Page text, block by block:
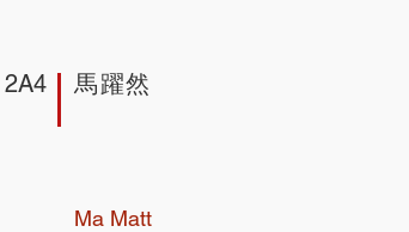
2A4 馬躍然
Ma Matt